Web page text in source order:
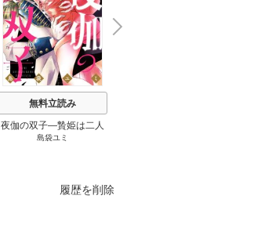
無料立読み
夜伽の双子―贄姫は二人
の王子に愛される―
島袋ユミ
N
e
x
t
履歴を削除